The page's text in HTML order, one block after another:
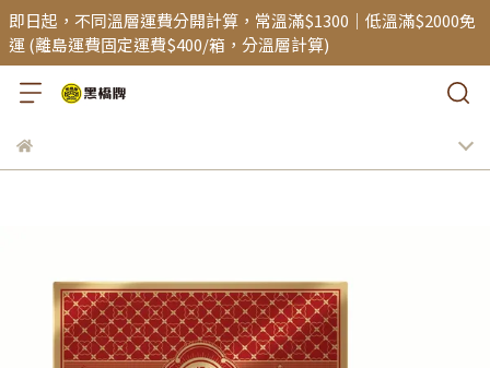
即日起，不同溫層運費分開計算，常溫滿$1300｜低溫滿$2000免
運 (離島運費固定運費$400/箱，分溫層計算)